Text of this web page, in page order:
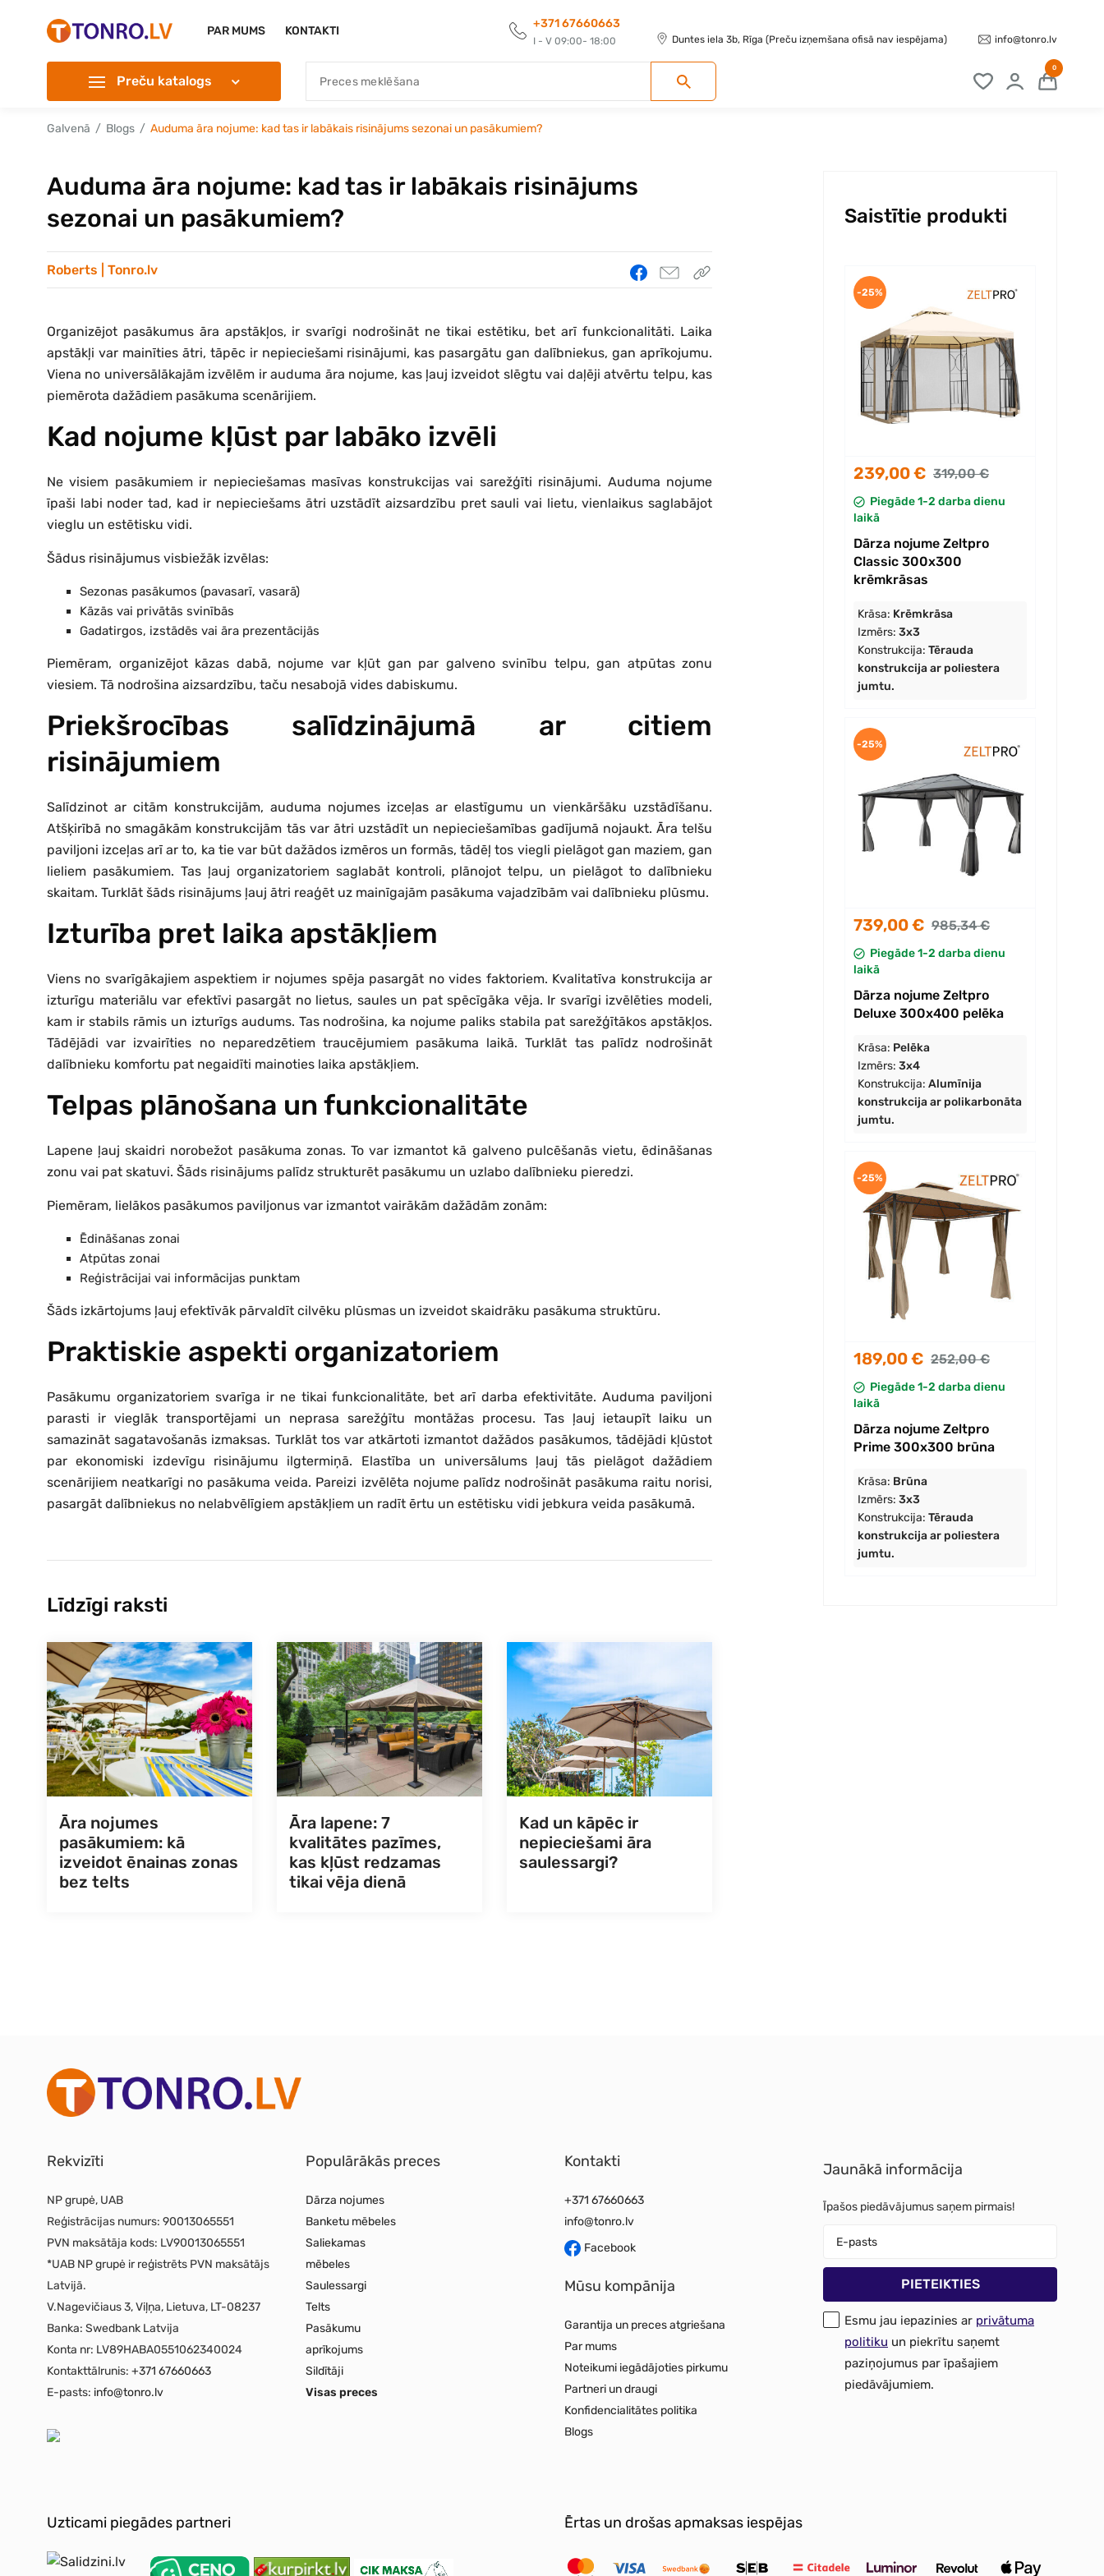
PAR MUMS KONTAKTI
+371 67660663
I - V 09:00- 18:00 Duntes iela 3b, Rīga (Preču izņemšana ofisā nav iespējama) info@tonro.lv
Preču katalogs
0
Galvenā Blogs Auduma āra nojume: kad tas ir labākais risinājums sezonai un pasākumiem?
Auduma āra nojume: kad tas ir labākais risinājums
sezonai un pasākumiem?
Roberts | Tonro.lv
Organizējot pasākumus āra apstākļos, ir svarīgi nodrošināt ne tikai estētiku, bet arī funkcionalitāti. Laika
apstākļi var mainīties ātri, tāpēc ir nepieciešami risinājumi, kas pasargātu gan dalībniekus, gan aprīkojumu.
Viena no universālākajām izvēlēm ir auduma āra nojume, kas ļauj izveidot slēgtu vai daļēji atvērtu telpu, kas
piemērota dažādiem pasākuma scenārijiem.
Kad nojume kļūst par labāko izvēli
Ne visiem pasākumiem ir nepieciešamas masīvas konstrukcijas vai sarežģīti risinājumi. Auduma nojume
īpaši labi noder tad, kad ir nepieciešams ātri uzstādīt aizsardzību pret sauli vai lietu, vienlaikus saglabājot
vieglu un estētisku vidi.
Šādus risinājumus visbiežāk izvēlas:
Sezonas pasākumos (pavasarī, vasarā)
Kāzās vai privātās svinībās
Gadatirgos, izstādēs vai āra prezentācijās
Piemēram, organizējot kāzas dabā, nojume var kļūt gan par galveno svinību telpu, gan atpūtas zonu
viesiem. Tā nodrošina aizsardzību, taču nesabojā vides dabiskumu.
Priekšrocības salīdzinājumā ar citiem
risinājumiem
Salīdzinot ar citām konstrukcijām, auduma nojumes izceļas ar elastīgumu un vienkāršāku uzstādīšanu.
Atšķirībā no smagākām konstrukcijām tās var ātri uzstādīt un nepieciešamības gadījumā nojaukt. Āra telšu
paviljoni izceļas arī ar to, ka tie var būt dažādos izmēros un formās, tādēļ tos viegli pielāgot gan maziem, gan
lieliem pasākumiem. Tas ļauj organizatoriem saglabāt kontroli, plānojot telpu, un pielāgot to dalībnieku
skaitam. Turklāt šāds risinājums ļauj ātri reaģēt uz mainīgajām pasākuma vajadzībām vai dalībnieku plūsmu.
Izturība pret laika apstākļiem
Viens no svarīgākajiem aspektiem ir nojumes spēja pasargāt no vides faktoriem. Kvalitatīva konstrukcija ar
izturīgu materiālu var efektīvi pasargāt no lietus, saules un pat spēcīgāka vēja. Ir svarīgi izvēlēties modeli,
kam ir stabils rāmis un izturīgs audums. Tas nodrošina, ka nojume paliks stabila pat sarežģītākos apstākļos.
Tādējādi var izvairīties no neparedzētiem traucējumiem pasākuma laikā. Turklāt tas palīdz nodrošināt
dalībnieku komfortu pat negaidīti mainoties laika apstākļiem.
Telpas plānošana un funkcionalitāte
Lapene ļauj skaidri norobežot pasākuma zonas. To var izmantot kā galveno pulcēšanās vietu, ēdināšanas
zonu vai pat skatuvi. Šāds risinājums palīdz strukturēt pasākumu un uzlabo dalībnieku pieredzi.
Piemēram, lielākos pasākumos paviljonus var izmantot vairākām dažādām zonām:
Ēdināšanas zonai
Atpūtas zonai
Reģistrācijai vai informācijas punktam
Šāds izkārtojums ļauj efektīvāk pārvaldīt cilvēku plūsmas un izveidot skaidrāku pasākuma struktūru.
Praktiskie aspekti organizatoriem
Pasākumu organizatoriem svarīga ir ne tikai funkcionalitāte, bet arī darba efektivitāte. Auduma paviljoni
parasti ir vieglāk transportējami un neprasa sarežģītu montāžas procesu. Tas ļauj ietaupīt laiku un
samazināt sagatavošanās izmaksas. Turklāt tos var atkārtoti izmantot dažādos pasākumos, tādējādi kļūstot
par ekonomiski izdevīgu risinājumu ilgtermiņā. Elastība un universālums ļauj tās pielāgot dažādiem
scenārijiem neatkarīgi no pasākuma veida. Pareizi izvēlēta nojume palīdz nodrošināt pasākuma raitu norisi,
pasargāt dalībniekus no nelabvēlīgiem apstākļiem un radīt ērtu un estētisku vidi jebkura veida pasākumā.
Līdzīgi raksti
Āra nojumes
pasākumiem: kā
izveidot ēnainas zonas
bez telts
Āra lapene: 7
kvalitātes pazīmes,
kas kļūst redzamas
tikai vēja dienā
Kad un kāpēc ir
nepieciešami āra
saulessargi?
Saistītie produkti
239,00 € 319,00 €
Piegāde 1-2 darba dienu
laikā
Dārza nojume Zeltpro
Classic 300x300
krēmkrāsas
Krāsa: Krēmkrāsa
Izmērs: 3x3
Konstrukcija: Tērauda
konstrukcija ar poliestera
jumtu.
-25%
739,00 € 985,34 €
Piegāde 1-2 darba dienu
laikā
Dārza nojume Zeltpro
Deluxe 300x400 pelēka
Krāsa: Pelēka
Izmērs: 3x4
Konstrukcija: Alumīnija
konstrukcija ar polikarbonāta
jumtu.
-25%
189,00 € 252,00 €
Piegāde 1-2 darba dienu
laikā
Dārza nojume Zeltpro
Prime 300x300 brūna
Krāsa: Brūna
Izmērs: 3x3
Konstrukcija: Tērauda
konstrukcija ar poliestera
jumtu.
-25%
Rekvizīti
NP grupė, UAB
Reģistrācijas numurs: 90013065551
PVN maksātāja kods: LV90013065551
*UAB NP grupė ir reģistrēts PVN maksātājs
Latvijā.
V.Nagevičiaus 3, Viļņa, Lietuva, LT-08237
Banka: Swedbank Latvija
Konta nr: LV89HABA0551062340024
Kontakttālrunis: +371 67660663
E-pasts: info@tonro.lv
Populārākās preces
Dārza nojumes
Banketu mēbeles
Saliekamas
mēbeles
Saulessargi
Telts
Pasākumu
aprīkojums
Sildītāji
Visas preces
Kontakti
+371 67660663
info@tonro.lv
Facebook
Mūsu kompānija
Garantija un preces atgriešana
Par mums
Noteikumi iegādājoties pirkumu
Partneri un draugi
Konfidencialitātes politika
Blogs
Jaunākā informācija
Īpašos piedāvājumus saņem pirmais!
Esmu jau iepazinies ar privātuma
politiku un piekrītu saņemt
paziņojumus par īpašajiem
piedāvājumiem.
Uzticami piegādes partneri Ērtas un drošas apmaksas iespējas